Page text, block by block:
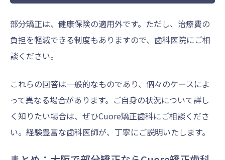
部分矯正は、健康保険の適用外です。ただし、治療費の
負担を軽減できる制度もありますので、歯科医院にご相
談ください。
これらの回答は一般的なものであり、個々のケースによ
って異なる場合があります。ご自身の状況について詳し
く知りたい場合は、ぜひCuore矯正歯科にご相談くださ
い。経験豊富な歯科医師が、丁寧にご説明いたします。